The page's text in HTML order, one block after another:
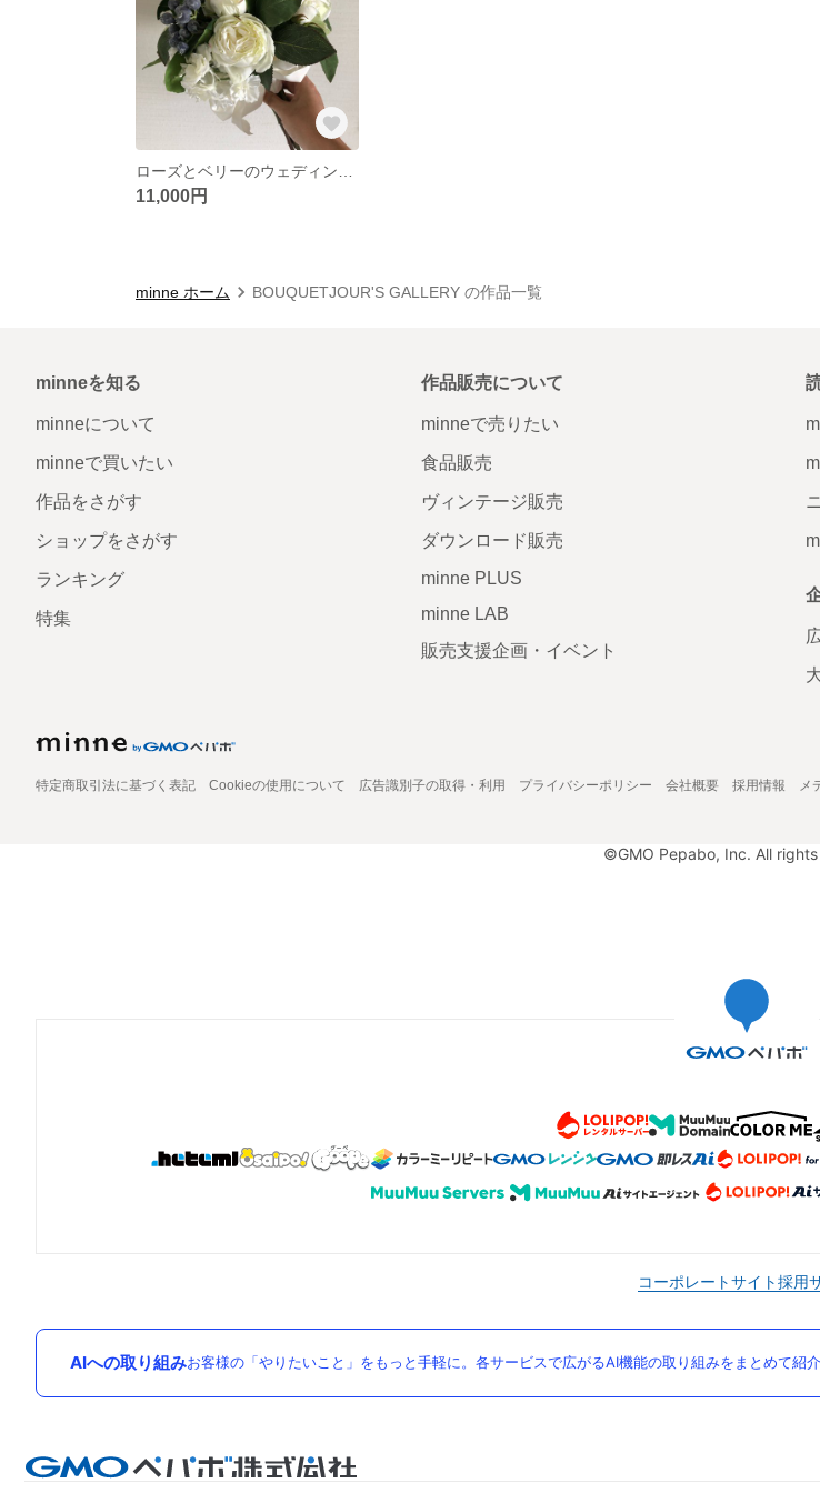
11,000円
minne ホーム BOUQUETJOUR'S GALLERY の作品一覧
minneを知る
minneについて
minneで買いたい
作品をさがす
ショップをさがす
ランキング
特集
作品販売について
minneで売りたい
食品販売
ヴィンテージ販売
ダウンロード販売
minne PLUS
minne LAB
販売支援企画・イベント
特定商取引法に基づく表記 Cookieの使用について 広告識別子の取得・利用 プライバシーポリシー 会社概要 採用情報 メ
©GMO Pepabo, Inc. All
コーポレートサイト採用
AIへの取り組みお客様の「やりたいこと」をもっと手軽に。各サービスで広がるAI機能の取り組みをまとめて紹介